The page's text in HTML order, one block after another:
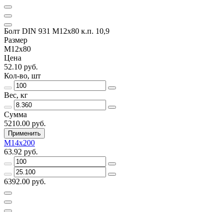
Болт DIN 931 М12х80 к.п. 10,9
Размер
М12х80
Цена
52.10 руб.
Кол-во, шт
Вес, кг
Сумма
5210.00 руб.
Применить
М14х200
63.92 руб.
6392.00 руб.